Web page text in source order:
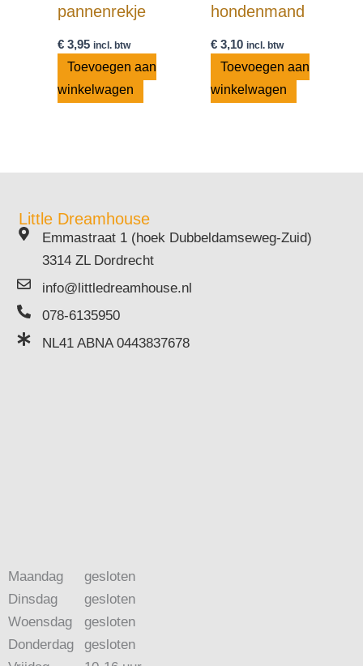
pannenrekje
€ 3,95 incl. btw
Toevoegen aan
winkelwagen
hondenmand
€3,10 incl. btw
Toevoegen aan
winkelwagen
Little Dreamhouse
Emmastraat 1 (hoek Dubbeldamseweg-Zuid)
3314 ZL Dordrecht
info@littledreamhouse.nl
078-6135950
NL41 ABNA 0443837678
Maandag
Dinsdag
Woensdag
Donderdag
gesloten
gesloten
gesloten
gesloten